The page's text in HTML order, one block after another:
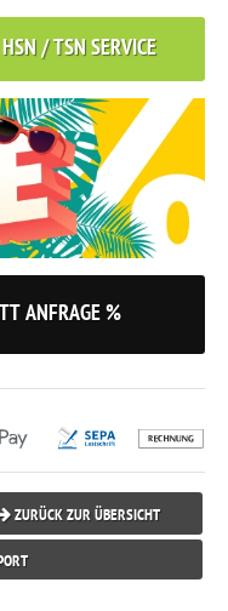
/ TSN SERVICE
ANFRAGE %
ZURÜCK ZUR ÜBERSICHT